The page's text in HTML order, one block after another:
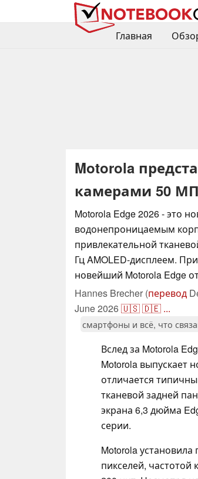
Главная
Motorola
камерами 50 МП
Motorola Edge 2026 - это
водонепроницаемым
привлекательной
Гц AMOLED-дисплеем.
новейший Motorola Edge
Hannes Brecher (перевод
June 2026🇺🇸🇩🇪 ...
смартфоны и всё, что
Вслед за Motorola
Motorola выпускает
отличается
тканевой задней
экрана 6,3 дюйма
серии.
Motorola
пикселей,